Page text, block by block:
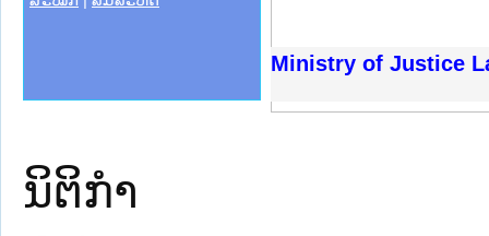
Ministry of Justice
ຊາຊົນ ພາກເໜືອ
ການ
ກາງ
ກໃຕ້
ນຕຳຫຼວດປະຊາຊົນ
ສັນຕິບານປະຊາຊົນ
ກເໜືອ
ຊາຊົນ ພາກກາງ
ນິຕິກໍາ